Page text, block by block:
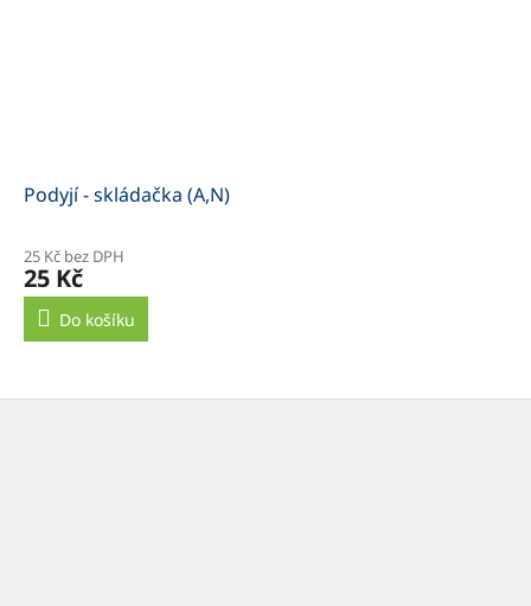
Podyjí - skládačka (A,N)
25 Kč bez DPH
25 Kč
Do košíku
Z